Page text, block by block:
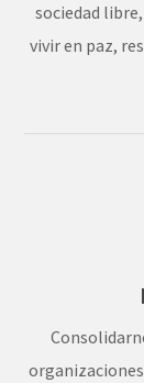
sociedad
vivir en paz,